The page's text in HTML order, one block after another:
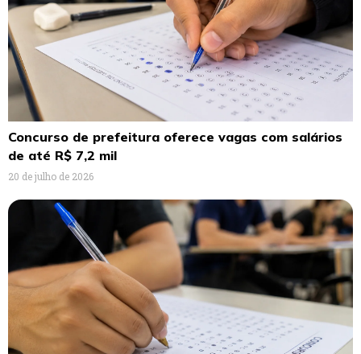
Concurso de prefeitura oferece vagas com salários
de até R$ 7,2 mil
20 de julho de 2026